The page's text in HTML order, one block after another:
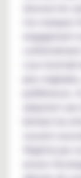
douceur les
Ces
engagement
Leur éventail
plus
préférences.
adoptent
limitant les
Végétol par
envers